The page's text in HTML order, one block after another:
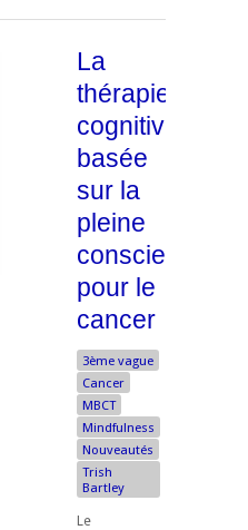
La
thérapie
cognitive
basée
sur la
pleine
conscience
pour le
cancer
3ème vague
Cancer
MBCT
Mindfulness
Nouveautés
Trish
Bartley
Le